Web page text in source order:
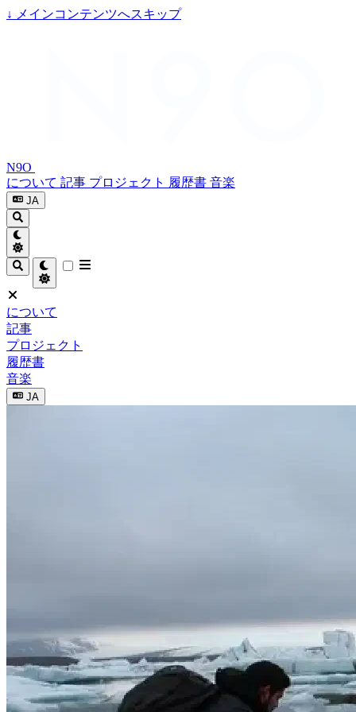
↓ メインコンテンツへスキップ
N9O
について 記事 プロジェクト 履歴書 音楽
JA
について
記事
プロジェクト
履歴書
音楽
JA